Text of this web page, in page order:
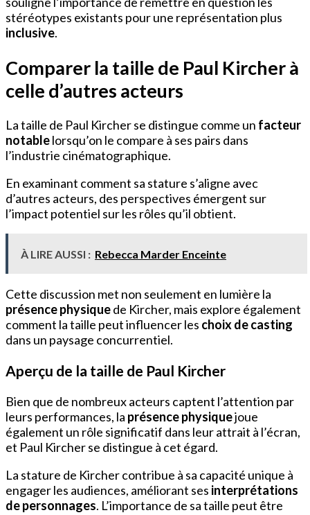
stéréotypes existants pour une représentation plus
inclusive.
Comparer la taille de Paul Kircher à
celle d’autres acteurs
La taille de Paul Kircher se distingue comme un facteur
notablelorsqu’on le compare à ses pairs dans
l’industrie cinématographique.
En examinant comment sa stature s’aligne avec
d’autres acteurs, des perspectives émergent sur
l’impact potentiel sur les rôles qu’il obtient.
À LIRE AUSSI : Rebecca Marder Enceinte
Cette discussion met non seulement en lumière la
présence physiquede Kircher, mais explore également
comment la taille peut influencer les choix de casting
dans un paysage concurrentiel.
Aperçu de la taille de Paul Kircher
Bien que de nombreux acteurs captent l’attention par
leurs performances, la présence physiquejoue
également un rôle significatif dans leur attrait à l’écran,
et Paul Kircher se distingue à cet égard.
La stature de Kircher contribue à sa capacité unique à
engager les audiences, améliorant ses interprétations
de personnages. L’importance de sa taille peut être